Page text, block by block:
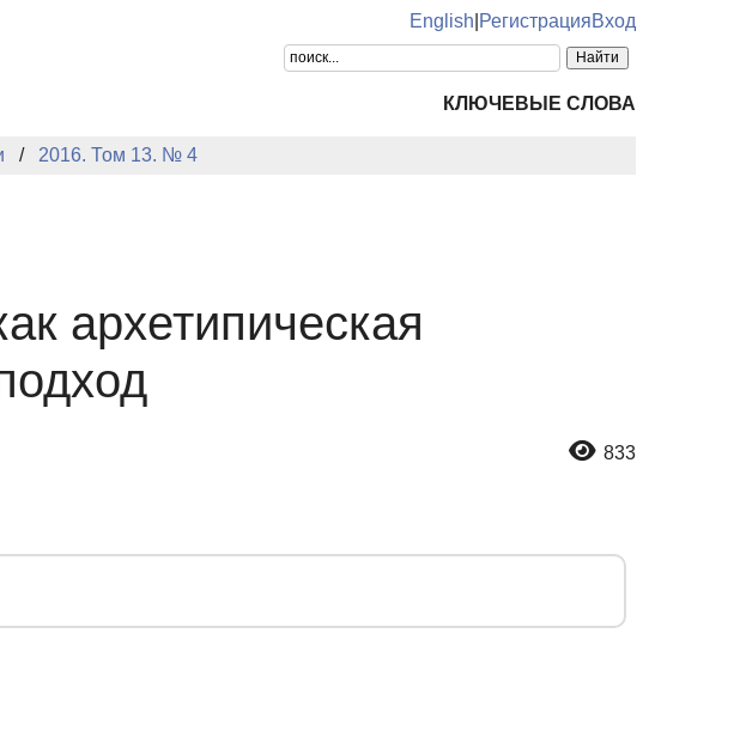
English РегистрацияВход
КЛЮЧЕВЫЕ СЛОВА
2016. Том 13. № 4
архетипическая
833